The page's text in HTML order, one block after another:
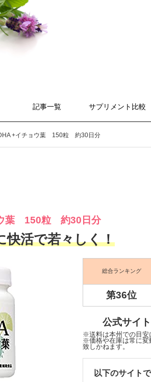
記事一覧 サプリメント比較
+イチョウ葉 150粒 約30日分
葉 150粒 約30日分
快活で若々しく！
総合ランキング
第36位
公式サイ
※送料は本州での目安
※価格や在庫は常に変
致しかねます。
以下のサイト